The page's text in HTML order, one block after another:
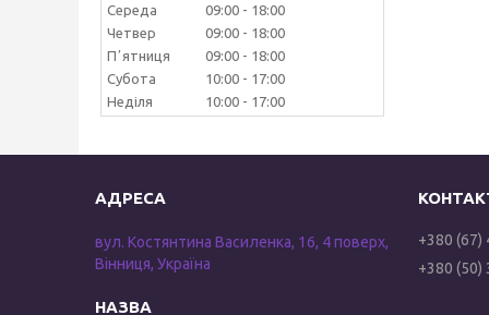
Середа
09:00
18:00
Четвер
09:00
18:00
Пʼятниця
09:00
18:00
Субота
10:00
17:00
Неділя
10:00 17:00
вул. Костянтина Василенка, 16, 4 поверх,
Вінниця, Україна
+380 (67)
+380 (50)